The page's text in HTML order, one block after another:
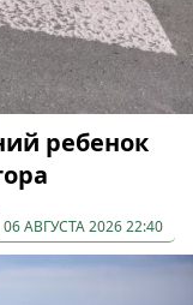
ребенок
06 АВГУСТА 2026 22:40